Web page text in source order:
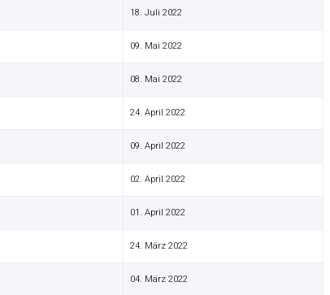
18. Juli 2022
09. Mai 2022
08. Mai 2022
24. April 2022
09. April 2022
02. April 2022
01. April 2022
24. März 2022
04. März 2022